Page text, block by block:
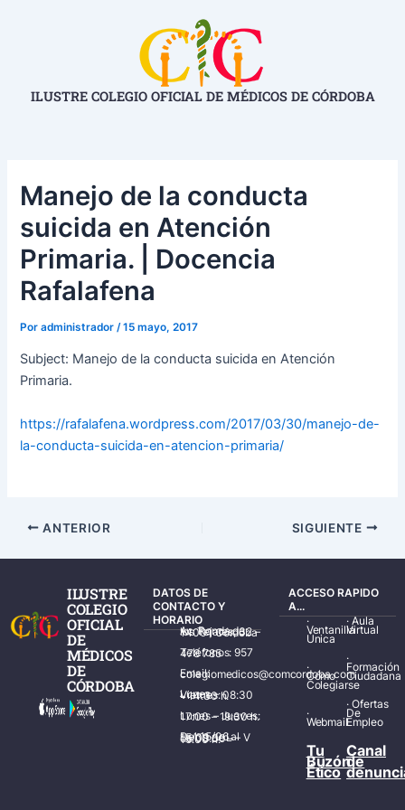
ILUSTRE COLEGIO OFICIAL DE MÉDICOS DE CÓRDOBA
Manejo de la conducta
suicida en Atención
Primaria. | Docencia
Rafalafena
Poradministrador /15 mayo, 2017
Subject: Manejo de la conducta suicida en Atención
Primaria.
https://rafalafena.wordpress.com/2017/03/30/manejo-de-
la-conducta-suicida-en-atencion-primaria/
ANTERIOR SIGUIENTE
ILUSTRE
COLEGIO
OFICIAL
DE
MÉDICOS
DE
CÓRDOBA
DATOS DE
CONTACTO Y
HORARIO
Av. Ronda de los Tejares, 32 – 14001 Córdoba
Teléfonos: 957 478 785
Email: colegiomedicos@comcordoba.com
Lunes – Viernes: 08:30 – 14:30 h.
Lunes – Jueves: 17:00 – 19:30 h.
Del 15/06 al 15/09 de L – V de 08:00 – 15:00 h.
ACCESO RAPIDO
A...
·
Ventanilla
Única
·
Cómo
Colegiarse
·
Webmail
·Aula
Virtual
·
Formación
Ciudadana
·Ofertas
De
Empleo
Tu
Buzón
Ético
Canal
de